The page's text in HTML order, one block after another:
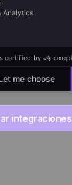
integraciones